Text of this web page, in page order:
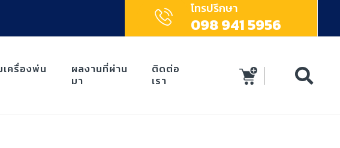
โทรปรึกษา
098 941 5956
ครื่องพ่น
ผลงานที่ผ่าน
มา
ติดต่อ
เรา